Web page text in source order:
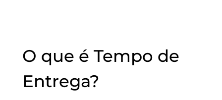
O que é Tempo de
Entrega?